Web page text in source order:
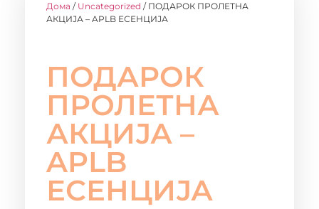
Дома / Uncategorized / ПОДАРОК ПРОЛЕТНА
АКЦИЈА – APLB ЕСЕНЦИЈА
ПОДАРОК
ПРОЛЕТНА
АКЦИЈА –
APLB
ЕСЕНЦИЈА